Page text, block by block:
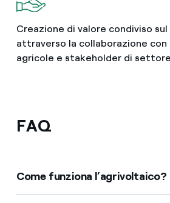
Creazione di valore condiviso
attraverso la collaborazione con
agricole e stakeholder di settore
FAQ
Come funziona l’agrivoltaico?